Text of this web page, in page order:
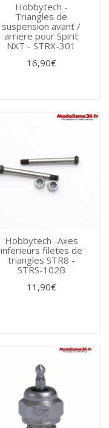
Hobbytech -
Triangles de
suspension avant /
arriere pour Spirit
NXT - STRX-301
16,90€
Hobbytech -Axes
inferieurs filetes de
triangles STR8 -
STRS-102B
11,90€